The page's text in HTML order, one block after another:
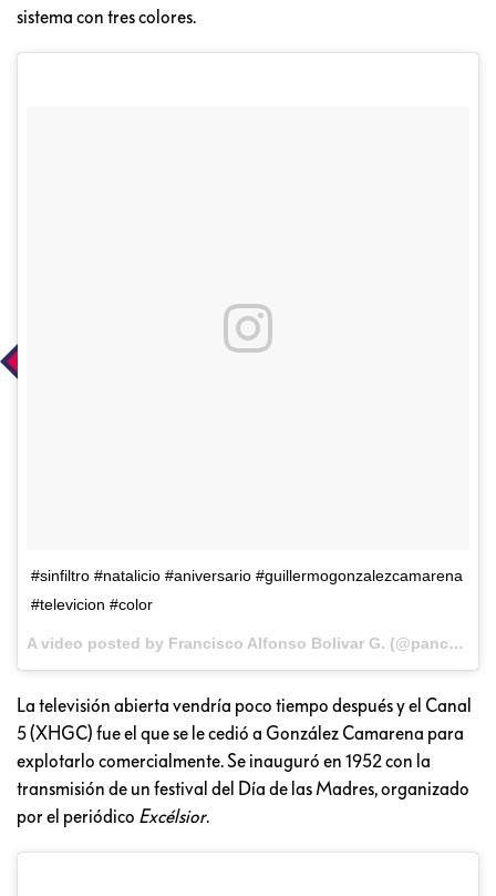
sistema con tres colores.
#sinfiltro #natalicio #aniversario #guillermogonzalezcamarena
#televicion #color
A video posted by Francisco Alfonso Bolivar G. (@panchobolivarg) on
La televisión abierta vendría poco tiempo después y el Canal
5 (XHGC) fue el que se le cedió a González Camarena para
explotarlo comercialmente. Se inauguró en 1952 con la
transmisión de un festival del Día de las Madres, organizado
por el periódico Excélsior.